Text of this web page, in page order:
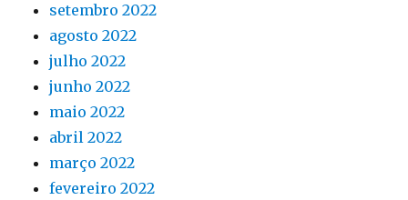
setembro 2022
agosto 2022
julho 2022
junho 2022
maio 2022
abril 2022
março 2022
fevereiro 2022